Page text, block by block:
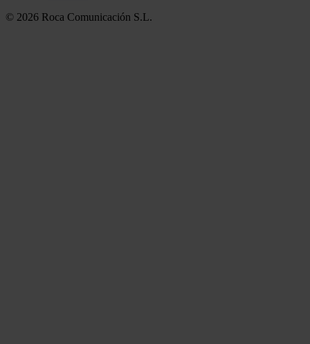
© 2026 Roca Comunicación S.L.